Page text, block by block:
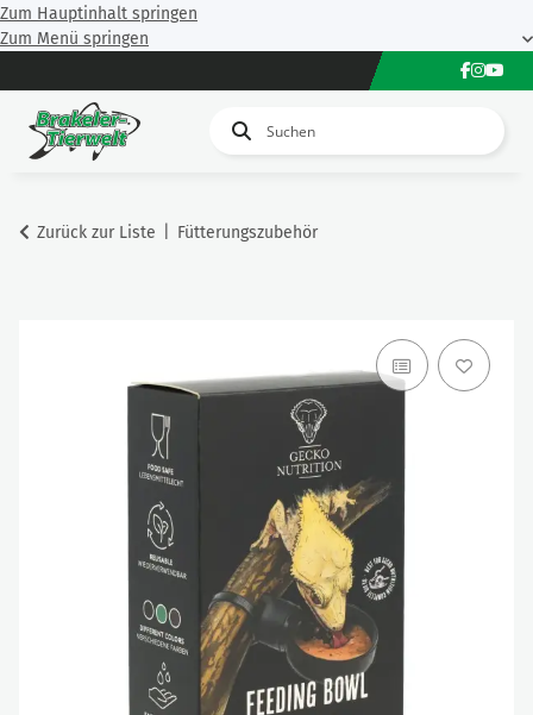
Zum Hauptinhalt springen
Zum Menü springen
Zurück zur Liste Fütterungszubehör